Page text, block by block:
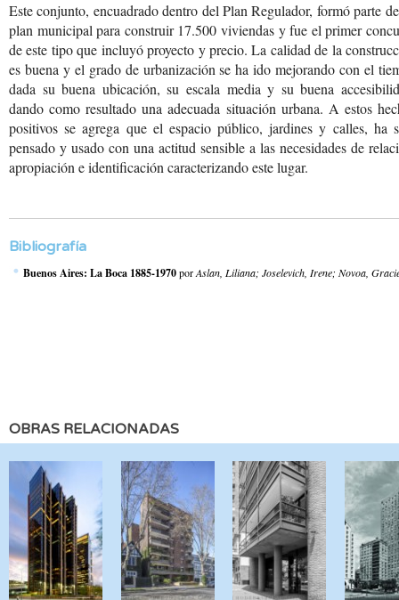
Este conjunto, encuadrado dentro del Plan Regulador, formó parte
plan municipal para construir 17.500 viviendas y fue el primer
de este tipo que incluyó proyecto y precio. La calidad de la
es buena y el grado de urbanización se ha ido mejorando con el
dada su buena ubicación, su escala media y su buena
dando como resultado una adecuada situación urbana. A estos
positivos se agrega que el espacio público, jardines y calles, ha
pensado y usado con una actitud sensible a las necesidades de
apropiación e identificación caracterizando este lugar.
Bibliografía
Buenos Aires: La Boca 1885-1970porAslan, Liliana; Joselevich, Irene; Novoa,
OBRAS RELACIONADAS